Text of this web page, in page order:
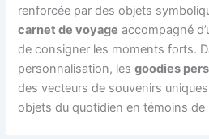
renforcée par des objets
carnet de voyage accompagné
de consigner les moments forts.
personnalisation, lesgoodies
des vecteurs de souvenirs
objets du quotidien en témoins de